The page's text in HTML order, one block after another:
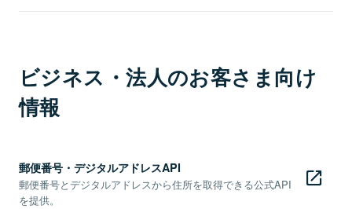
ビジネス・法人のお客さま向け
情報
郵便番号・デジタルアドレスAPI
郵便番号とデジタルアドレスから住所を取得できる公式API
を提供。